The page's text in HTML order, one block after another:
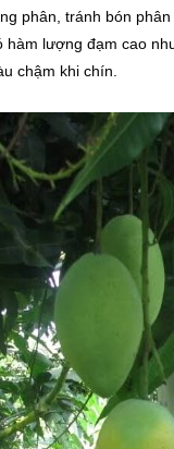
phân, tránh bón
hàm lượng đạm cao
chậm khi chín.